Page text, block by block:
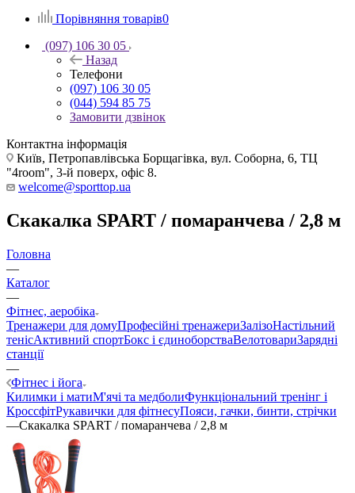
Порівняння товарів0
(097) 106 30 05
Назад
Телефони
(097) 106 30 05
(044) 594 85 75
Замовити дзвінок
Контактна інформація
Київ, Петропавлівська Борщагівка, вул. Соборна, 6, ТЦ
"4room", 3-й поверх, офіс 8.
welcome@sporttop.ua
Скакалка SPART / помаранчева / 2,8 м
Головна
—
Каталог
—
Фітнес, аеробіка
Тренажери для домуПрофесійні тренажериЗалізоНастільний
тенісАктивний спортБокс і єдиноборстваВелотовариЗарядні
станції
—
Фітнес і йога
Килимки і матиМ'ячі та медболиФункціональний тренінг і
КроссфітРукавички для фітнесуПояси, гачки, бинти, стрічки
—Скакалка SPART / помаранчева / 2,8 м